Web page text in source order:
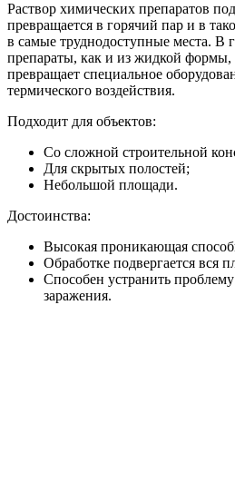
Раствор химических препаратов
превращается в горячий пар и в
в самые труднодоступные места. В
препараты, как и из жидкой формы,
превращает специальное
термического воздействия.
Подходит для объектов:
Со сложной строительной
Для скрытых полостей;
Небольшой площади.
Достоинства:
Высокая проникающая
Обработке подвергается вся
Способен устранить
заражения.